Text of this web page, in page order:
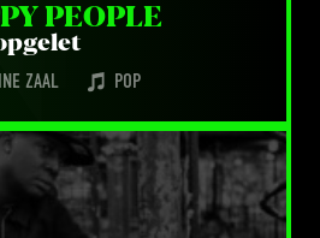
PEOPLE
ZAAL POP